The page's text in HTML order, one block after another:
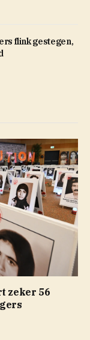
flink gestegen,
zeker 56